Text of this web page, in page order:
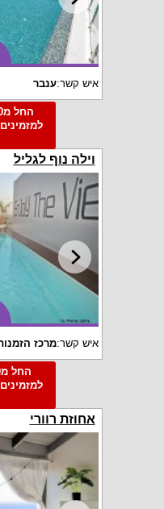
איש קשר:ענבר
וילה נוף לגליל
איש קשר:מרכז
אחוזת רוורי